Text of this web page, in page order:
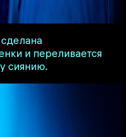
и переливается
сиянию.